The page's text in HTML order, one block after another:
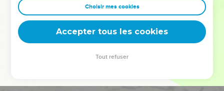
clés pour avancer avec plus de sagesse afin que leurs erreurs
deviennent vos tremplins. Que vous guidiez un ministère, une
équipe, un groupe ou une famille, leur expérience est faite
Choisir mes cookies
Accepter tous les cookies
Tout refuser